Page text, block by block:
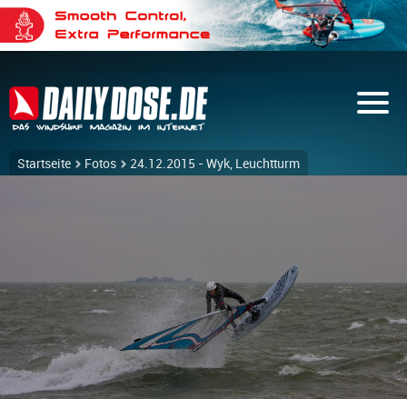
Startseite Fotos 24.12.2015 - Wyk, Leuchtturm